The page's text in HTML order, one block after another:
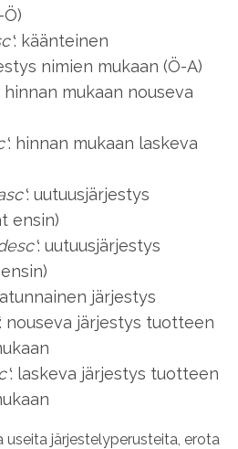
: käänteinen
nimien mukaan (Ö-A)
hinnan mukaan nouseva
: hinnan mukaan laskeva
: uutuusjärjestys
ensin)
: uutuusjärjestys
järjestys
: nouseva järjestys tuotteen
: laskeva järjestys tuotteen
useita järjestelyperusteita, erota